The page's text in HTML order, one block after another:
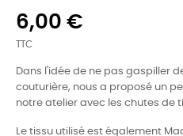
6,00 €
TTC
Dans l'idée de ne pas gaspiller
couturière, nous a proposé un
notre atelier avec les chutes de
Le tissu utilisé est également